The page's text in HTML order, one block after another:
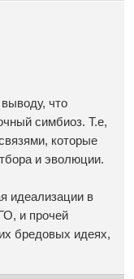
что
чный симбиоз. Т.е,
которые
и эволюции.
идеализации в
и прочей
бредовых идеях,